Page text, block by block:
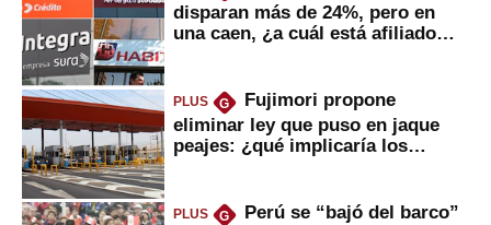
disparan más de 24%, pero en
una caen, ¿a cuál está afiliado
PLUS G
Fujimori propone
eliminar ley que puso en jaque
peajes: ¿qué implicaría los
PLUS G
Perú se “bajó del barco”